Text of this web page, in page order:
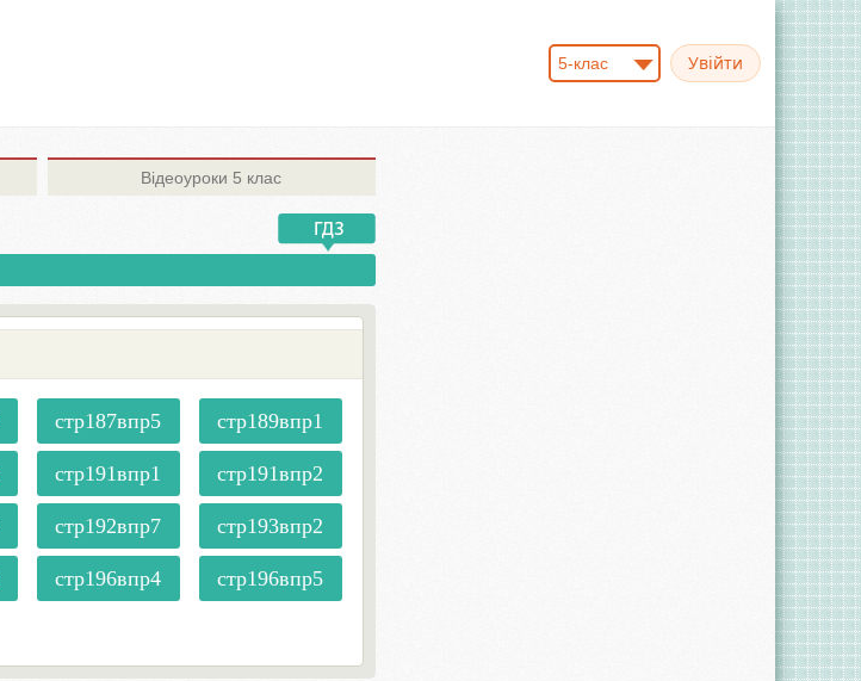
5-клас
Відеоуроки 5 клас
стр187впр5 стр189впр1
стр191впр1 стр191впр2
стр192впр7 стр193впр2
стр196впр4 стр196впр5